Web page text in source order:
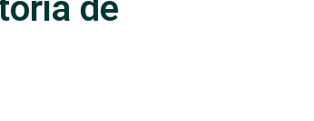
de